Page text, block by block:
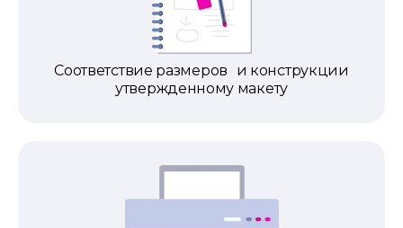
Соответствие размеров и конструкции
утвержденному макету